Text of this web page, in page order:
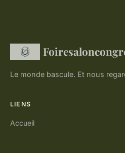
Le monde bascule. Et nous
LIENS
Accueil